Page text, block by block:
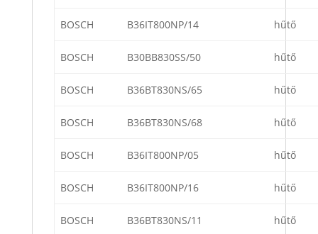
BOSCH B36IT800NP/14 hűtő
BOSCH B30BB830SS/50 hűtő
BOSCH B36BT830NS/65 hűtő
BOSCH B36BT830NS/68 hűtő
BOSCH B36IT800NP/05 hűtő
BOSCH B36IT800NP/16 hűtő
BOSCH B36BT830NS/11 hűtő